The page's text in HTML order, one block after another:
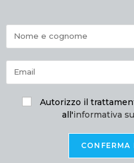
Autorizzo il
all'informativa